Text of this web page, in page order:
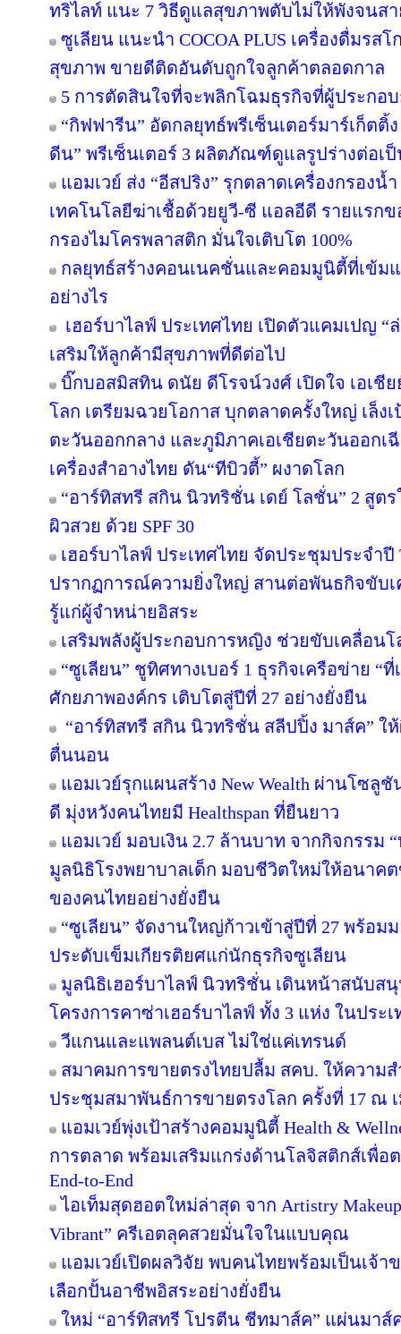
ทริไลท์ แนะ 7 วิธีดูแลสุขภาพตับไม่ให้พังจนส
ซูเลียน แนะนำ COCOA PLUS เครื่องดื่มรส
สุขภาพ ขายดีติดอันดับถูกใจลูกค้าตลอดกาล
5 การตัดสินใจที่จะพลิกโฉมธุรกิจที่ผู้ประกอ
“กิฟฟารีน” อัดกลยุทธ์พรีเซ็นเตอร์มาร์เก็ต
ดีน” พรีเซ็นเตอร์ 3 ผลิตภัณฑ์ดูแลรูปร่างต่อเ
แอมเวย์ ส่ง “อีสปริง” รุกตลาดเครื่องกรอง
เทคโนโลยีฆ่าเชื้อด้วยยูวี-ซี แอลอีดี รายแร
กรองไมโครพลาสติก มั่นใจเติบโต 100%
กลยุทธ์สร้างคอนเนคชั่นและคอมมูนิตี้ที่เข้ม
อย่างไร
เฮอร์บาไลฟ์ ประเทศไทย เปิดตัวแคมเปญ “
เสริมให้ลูกค้ามีสุขภาพที่ดีต่อไป
บิ๊กบอสมิสทิน ดนัย ดีโรจน์วงศ์ เปิดใจ เอเชี
โลก เตรียมฉวยโอกาส บุกตลาดครั้งใหญ่ เล็ง
ตะวันออกกลาง และภูมิภาคเอเชียตะวันออก
เครื่องสำอางไทย ดัน“ทีบิวตี้” ผงาดโลก
“อาร์ทิสทรี สกิน นิวทริชั่น เดย์ โลชั่น” 2 สูต
ผิวสวย ด้วย SPF 30
เฮอร์บาไลฟ์ ประเทศไทย จัดประชุมประจำปี
ปรากฏการณ์ความยิ่งใหญ่ สานต่อพันธกิจขับเ
รู้แก่ผู้จำหน่ายอิสระ
เสริมพลังผู้ประกอบการหญิง ช่วยขับเคลื่อนโ
“ซูเลียน” ชูทิศทางเบอร์ 1 ธุรกิจเครือข่าย “
ศักยภาพองค์กร เติบโตสู่ปีที่ 27 อย่างยั่งยืน
“อาร์ทิสทรี สกิน นิวทริชั่น สลีปปิ้ง มาส์ค” ใ
ตื่นนอน
แอมเวย์รุกแผนสร้าง New Wealth ผ่านโซลู
ดี มุ่งหวังคนไทยมี Healthspan ที่ยืนยาว
แอมเวย์ มอบเงิน 2.7 ล้านบาท จากกิจกรรม
มูลนิธิโรงพยาบาลเด็ก มอบชีวิตใหม่ให้อนาค
ของคนไทยอย่างยั่งยืน
“ซูเลียน” จัดงานใหญ่ก้าวเข้าสู่ปีที่ 27 พร้อ
ประดับเข็มเกียรติยศแก่นักธุรกิจซูเลียน
มูลนิธิเฮอร์บาไลฟ์ นิวทริชั่น เดินหน้าสนับส
โครงการคาซ่าเฮอร์บาไลฟ์ ทั้ง 3 แห่ง ในประ
วีแกนและแพลนต์เบส ไม่ใช่แค่เทรนด์
สมาคมการขายตรงไทยปลื้ม สคบ. ให้ความ
ประชุมสมาพันธ์การขายตรงโลก ครั้งที่ 17 ณ
แอมเวย์พุ่งเป้าสร้างคอมมูนิตี้ Health &
การตลาด พร้อมเสริมแกร่งด้านโลจิสติกส์เพื่
End-to-End
ไอเท็มสุดฮอตใหม่ล่าสุด จาก Artistry
Vibrant” ครีเอตลุคสวยมั่นใจในแบบคุณ
แอมเวย์เปิดผลวิจัย พบคนไทยพร้อมเป็นเจ้า
เลือกปั้นอาชีพอิสระอย่างยั่งยืน
ใหม่ “อาร์ทิสทรี โปรตีน ชีทมาส์ค” แผ่นมา